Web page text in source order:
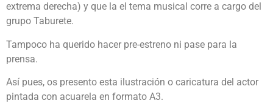
extrema derecha) y que la el tema musical corre a cargo del
grupo Taburete.
Tampoco ha querido hacer pre-estreno ni pase para la
prensa.
Así pues, os presento esta ilustración o caricatura del actor
pintada con acuarela en formato A3.